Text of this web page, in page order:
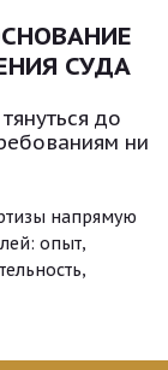
СУДА
до
ни
напрямую
опыт,